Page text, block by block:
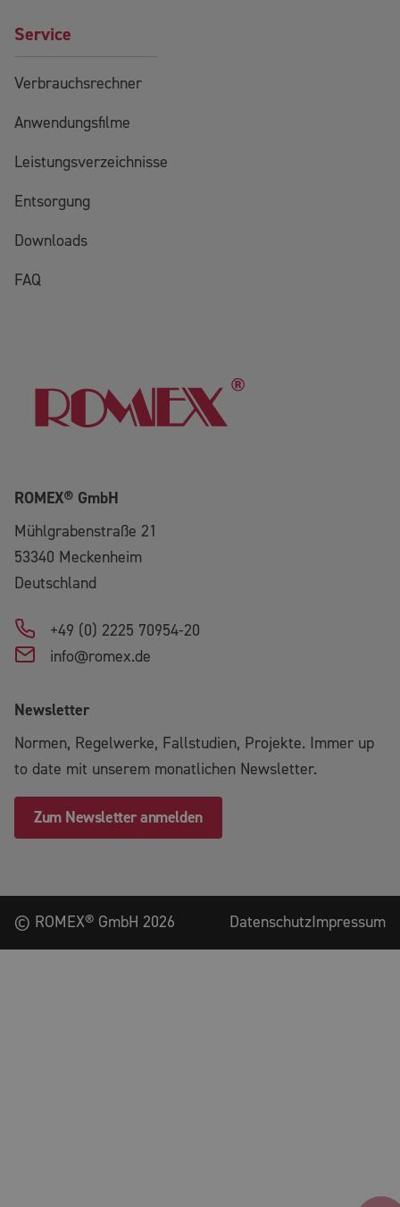
Service
Verbrauchsrechner
Anwendungsfilme
Leistungsverzeichnisse
Entsorgung
Downloads
FAQ
ROMEX® GmbH
Mühlgrabenstraße 21
53340 Meckenheim
Deutschland
+49 (0) 2225 70954-20
info@romex.de
Newsletter
Normen, Regelwerke, Fallstudien, Projekte. Immer up
to date mit unserem monatlichen Newsletter.
Zum Newsletter anmelden
© ROMEX® GmbH 2026 DatenschutzImpressum